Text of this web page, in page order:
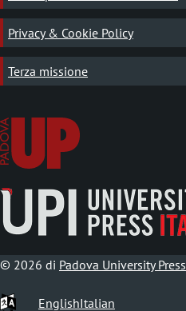
Privacy & Cookie Policy
Terza missione
© 2026 di Padova University Press
EnglishItalian